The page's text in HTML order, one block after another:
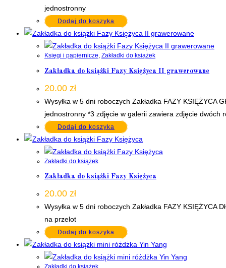
jednostronny
Dodaj do koszyka
Księgi i papiernicze, Zakładki do książek
Zakładka do książki Fazy Księżyca II grawerowane
20.00 zł
Wysyłka w 5 dni roboczych Zakładka FAZY KSIĘŻYCA
jednostronny *3 zdjęcie w galerii zawiera zdjęcie dwóch
Dodaj do koszyka
Zakładki do książek
Zakładka do książki Fazy Księżyca
20.00 zł
Wysyłka w 5 dni roboczych Zakładka FAZY
na przelot
Dodaj do koszyka
Zakładki do książek